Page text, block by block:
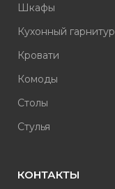
Шкафы
Кухонный гарнитур
Кровати
Комоды
Столы
Стулья
КОНТАКТЫ